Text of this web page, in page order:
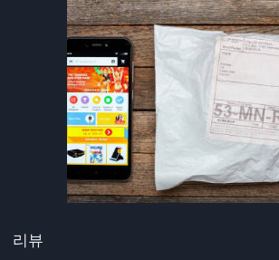
리뷰